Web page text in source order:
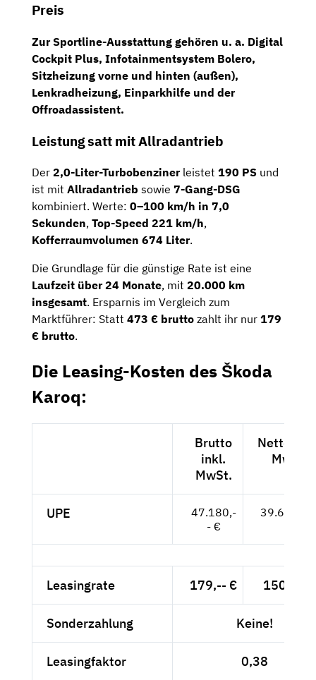
Preis
ZurSportline-Ausstattung gehören u. a. Digital
Cockpit Plus, Infotainmentsystem Bolero,
Sitzheizung vorne und hinten (außen),
Lenkradheizung, Einparkhilfe und der
Offroadassistent.
Leistung satt mit Allradantrieb
Der 2,0-Liter-Turbobenzinerleistet 190 PS und
ist mit Allradantrieb sowie 7-Gang-DSG
kombiniert. Werte: 0–100 km/h in 7,0
Sekunden, Top-Speed 221 km/h,
Kofferraumvolumen 674 Liter.
Die Grundlage für die günstige Rate ist eine
Laufzeit über 24 Monate, mit 20.000 km
insgesamt. Ersparnis im Vergleich zum
Marktführer: Statt 473 € brutto zahlt ihr nur 179
€ brutto.
Die Leasing-Kosten des Škoda
Karoq:
Brutto
inkl.
MwSt.
Netto
MwSt.
UPE
47.180,-
- €
39.647,--
Leasingrate 179,-- € 150,42 €
Sonderzahlung Keine!
Leasingfaktor 0,38